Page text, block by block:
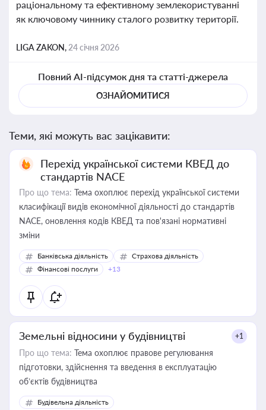
раціональному та ефективному землекористуванні
як ключовому чиннику сталого розвитку території.
LIGA ZAKON, 24 січня 2026
Повний AI-підсумок дня та статті-джерела
ОЗНАЙОМИТИСЯ
Теми, які можуть вас зацікавити:
Перехід української системи КВЕД до
стандартів NACE
Про що тема: Тема охоплює перехід української системи
класифікації видів економічної діяльності до стандартів
NACE, оновлення кодів КВЕД та пов'язані нормативні
зміни
Банківська діяльність
Страхова діяльність
Фінансові послуги
+13
Земельні відносини у будівництві +1
Про що тема: Тема охоплює правове регулювання
підготовки, здійснення та введення в експлуатацію
об’єктів будівництва
Будівельна діяльність